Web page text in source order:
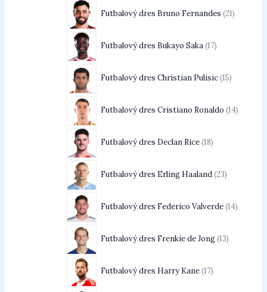
Futbalový dres Bruno Fernandes 21
Futbalový dres Bukayo Saka 17
Futbalový dres Christian Pulisic 15
Futbalový dres Cristiano Ronaldo 14
Futbalový dres Declan Rice 18
Futbalový dres Erling Haaland 23
Futbalový dres Federico Valverde 14
Futbalový dres Frenkie de Jong 13
Futbalový dres Harry Kane 17